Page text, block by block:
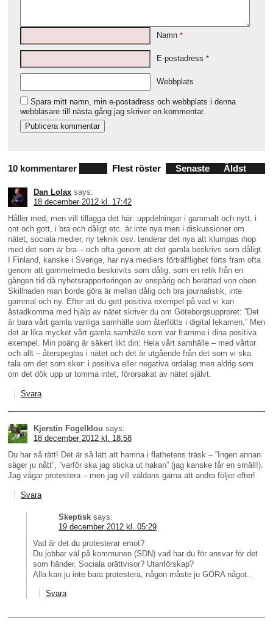
Namn *
E-postadress *
Webbplats
Spara mitt namn, min e-postadress och webbplats i denna
webbläsare till nästa gång jag skriver en kommentar.
10 kommentarer Flest röster Senaste Äldst
Dan Lolax says:
18 december 2012 kl. 17:42
Håller med, men vill tillägga det här: uppdelningar i gammalt och nytt, i
ont och gott, i bra och dåligt etc. är inte nya men i diskussioner om
nätet, sociala medier, ny teknik osv. tenderar det nya att klumpas ihop
med det som är bra – och ofta genom att det gamla beskrivs som dåligt.
I Finland, kanske i Sverige, har nya mediers förträfflighet förts fram ofta
genom att gammelmedia beskrivits som dålig, som en relik från en
gången tid då nyhetsrapporteringen av enspårig och berättad von oben.
Skillnaden man borde göra är mellan dålig och bra journalistik, inte
gammal och ny. Efter att du gett positiva exempel på vad vi kan
åstadkomma med hjälp av nätet skriver du om Göteborgsupproret: ”Det
är bara vårt gamla vanliga samhälle som återfötts i digital lekamen.” Men
det är lika mycket vårt gamla samhälle som var framme i dina positiva
exempel. Min poäng är säkert likt din: Hela vårt samhälle – med vårtor
och allt – återspeglas i nätet och det är utgående från det som vi ska
tala om det som sker: i positiva eller negativa ordalag men aldrig som
om det dök upp ur tomma intet, förorsakat av nätet självt.
Svara
Kjerstin Fogelklou says:
18 december 2012 kl. 18:58
Du har så rätt! Det är så lätt att hamna i flathetens träsk – ”Ingen annan
säger ju nått”, ”varför ska jag sticka ut hakan” (jag kanske får en smäll!).
Jag vågar protestera – men jag vill väldans gärna att andra följer efter!
Svara
Skeptisk says:
19 december 2012 kl. 05:29
Vad är det du protesterar emot?
Du jobbar väl på kommunen (SDN) vad har du för ansvar för det
som händer. Sociala orättvisor? Utanförskap?
Alla kan ju inte bara protestera, någon måste ju GÖRA något..
Svara